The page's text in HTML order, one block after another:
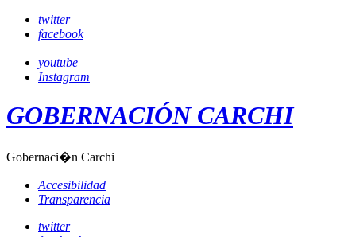
twitter
facebook
youtube
Instagram
GOBERNACIÓN CARCHI
Gobernaci�n Carchi
Accesibilidad
Transparencia
twitter